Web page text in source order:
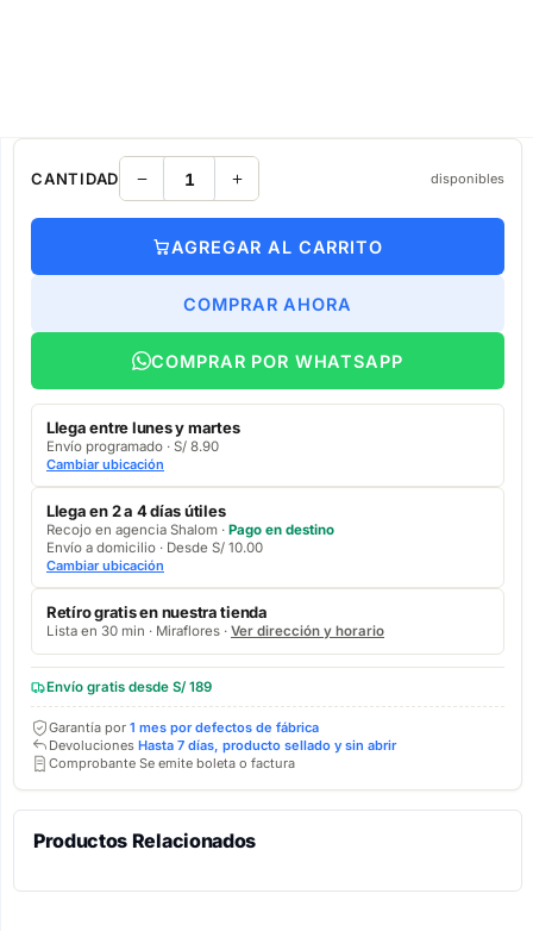
CANTIDAD disponibles
AGREGAR AL CARRITO
COMPRAR AHORA
COMPRAR POR WHATSAPP
Llega entre lunes y martes
Envío programado · S/ 8.90
Cambiar ubicación
Llega en 2 a 4 días útiles
Recojo en agencia Shalom · Pago en destino
Envío a domicilio · Desde S/ 10.00
Cambiar ubicación
Retíro gratis en nuestra tienda
Lista en 30 min · Miraflores · Ver dirección y horario
Envío gratis desde S/ 189
Garantía por 1 mes por defectos de fábrica
Devoluciones Hasta 7 días, producto sellado y sin abrir
Comprobante Se emite boleta o factura
Productos Relacionados